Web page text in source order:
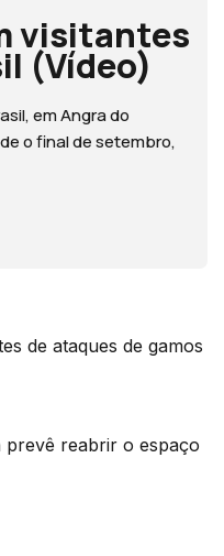
visitantes
(Vídeo)
em Angra do
o final de setembro,
de ataques de gamos
prevê reabrir o espaço